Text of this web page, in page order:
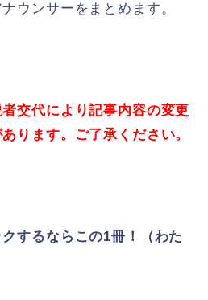
ウンサーをまとめます。
交代により記事内容の変更
ります。ご了承ください。
するならこの1冊！（わた